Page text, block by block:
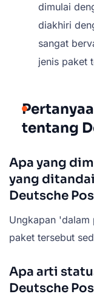
dimulai
diakhiri
sangat
jenis paket
tentang
Apa yang
yang
Deutsche
Ungkapan 'dalam
paket tersebut
Apa arti
Deutsche